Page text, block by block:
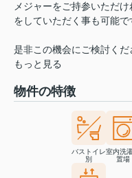
メジャーをご持参いただ
をしていただく事も可能で
是非この機会にご検討くだ
もっと見る
物件の特徴
バストイレ
別
室内洗
置場